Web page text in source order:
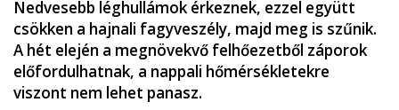
Nedvesebb léghullámok érkeznek, ezzel együtt
csökken a hajnali fagyveszély, majd meg is szűnik.
A hét elején a megnövekvő felhőezetből záporok
előfordulhatnak, a nappali hőmérsékletekre
viszont nem lehet panasz.